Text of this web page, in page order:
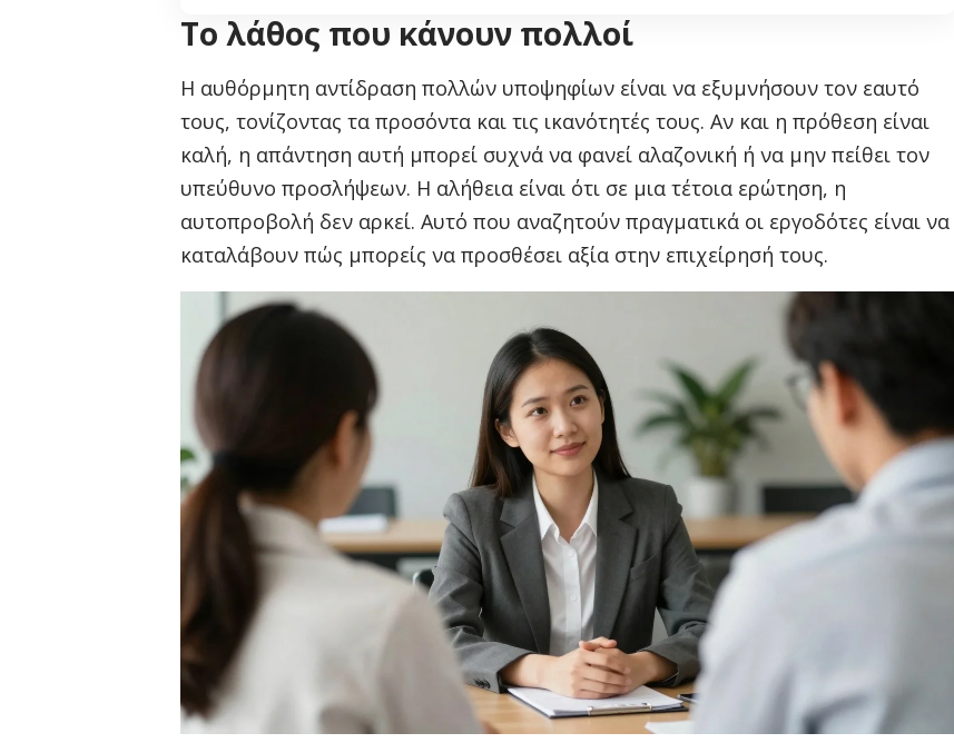
Το λάθος που κάνουν πολλοί
Η αυθόρμητη αντίδραση πολλών υποψηφίων είναι να εξυμνήσουν τον εαυτό
τους, τονίζοντας τα προσόντα και τις ικανότητές τους. Αν και η πρόθεση είναι
καλή, η απάντηση αυτή μπορεί συχνά να φανεί αλαζονική ή να μην πείθει τον
υπεύθυνο προσλήψεων. Η αλήθεια είναι ότι σε μια τέτοια ερώτηση, η
αυτοπροβολή δεν αρκεί. Αυτό που αναζητούν πραγματικά οι εργοδότες είναι να
καταλάβουν πώς μπορείς να προσθέσει αξία στην επιχείρησή τους.